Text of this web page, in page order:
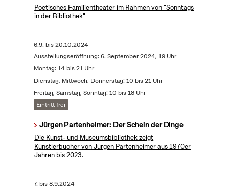
Poetisches Familientheater im Rahmen von "Sonntags
in der Bibliothek"
6.9. bis20.10.2024
Ausstellungseröffnung: 6. September 2024, 19 Uhr
Montag: 14 bis 21 Uhr
Dienstag, Mittwoch, Donnerstag: 10 bis 21 Uhr
Freitag, Samstag, Sonntag: 10 bis 18 Uhr
Eintritt frei
Jürgen Partenheimer: Der Schein der Dinge
Die Kunst- und Museumsbibliothek zeigt
Künstlerbücher von Jürgen Partenheimer aus 1970er
Jahren bis 2023.
7. bis8.9.2024